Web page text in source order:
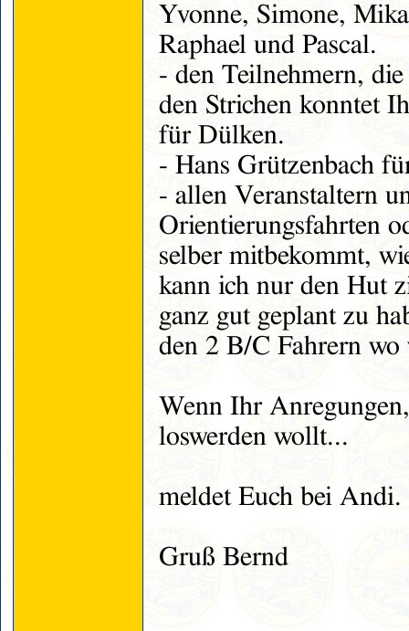
Yvonne, Simone,
Raphael und Pascal.
- den Teilnehmern,
den Strichen konntet
für Dülken.
- Hans Grützenbach
- allen Veranstaltern
Orientierungsfahrten
selber mitbekommt,
kann ich nur den Hut
ganz gut geplant zu
den 2 B/C Fahrern
Wenn Ihr
loswerden wollt...
meldet Euch bei
Gruß Bernd